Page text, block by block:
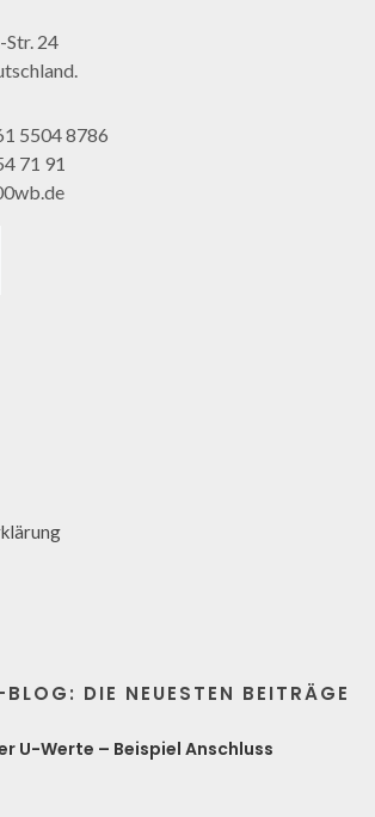
24
5504 8786
71 91
DIE NEUESTEN BEITRÄGE
U-Werte – Beispiel Anschluss